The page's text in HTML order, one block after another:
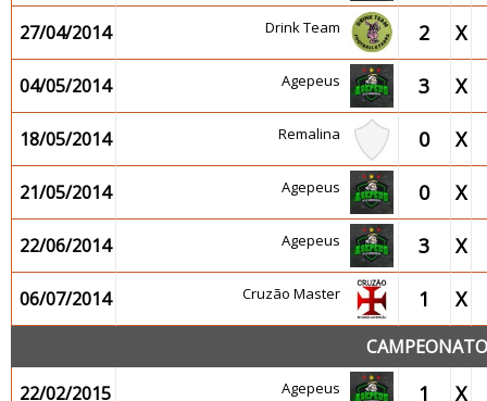
27/04/2014 Drink Team 2 X
04/05/2014 Agepeus 3 X
18/05/2014 Remalina 0 X
21/05/2014 Agepeus 0 X
22/06/2014 Agepeus 3 X
06/07/2014 Cruzão Master 1 X
22/02/2015
Agepeus 1 X